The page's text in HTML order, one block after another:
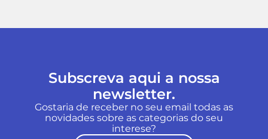
Subscreva aqui a nossa
newsletter.
Gostaria de receber no seu email todas as
novidades sobre as categorias do seu
interese?